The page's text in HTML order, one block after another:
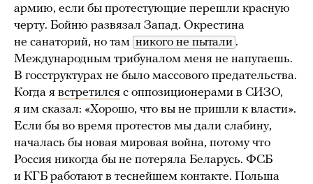
армию, если бы протестующие перешли красную
черту. Бойню развязал Запад. Окрестина
не санаторий, но там никого не пытали .
Международным трибуналом меня не напугаешь.
В госструктурах не было массового предательства.
Когда я встретился с оппозиционерами в СИЗО,
я им сказал: «Хорошо, что вы не пришли к власти».
Если бы во время протестов мы дали слабину,
началась бы новая мировая война, потому что
Россия никогда бы не потеряла Беларусь. ФСБ
и КГБ работают в теснейшем контакте. Польша